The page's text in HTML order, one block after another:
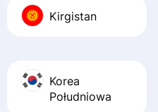
Kirgistan
Korea
Południowa